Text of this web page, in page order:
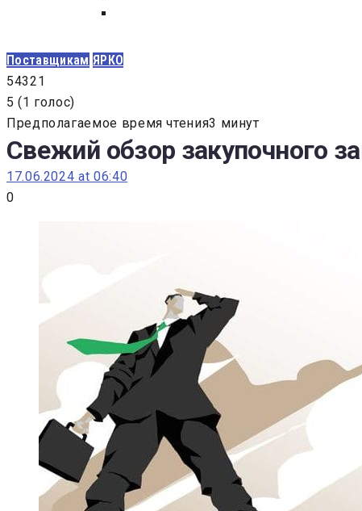
Поставщикам ЯРКО
54321
5 (1 голос)
Предполагаемое время чтения3 минут
Свежий обзор закупочного
17.06.2024 at 06:40
0